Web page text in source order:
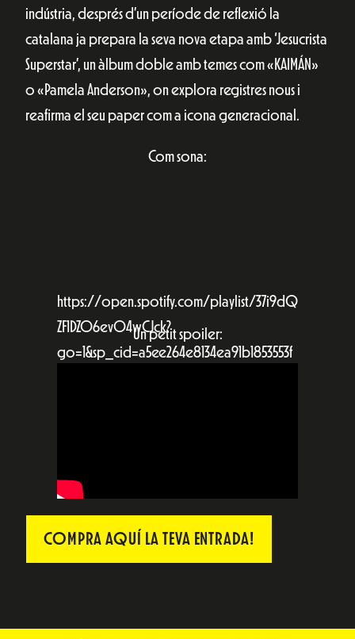
indústria, després d’un període de reflexió la
catalana ja prepara la seva nova etapa amb ‘Jesucrista
Superstar’, un àlbum doble amb temes com «KAIMÁN»
o «Pamela Anderson», on explora registres nous i
reafirma el seu paper com a icona generacional.
Com sona:
https://open.spotify.com/playlist/37i9dQ
ZF1DZ06evO4wCJck?
go=1&sp_cid=a5ee264e8134ea91b1853553f
Un petit spoiler:
COMPRA AQUÍ LA TEVA ENTRADA!